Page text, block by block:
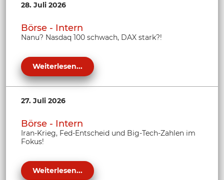
28. Juli 2026
Börse - Intern
Nanu? Nasdaq 100 schwach, DAX stark?!
Weiterlesen...
27. Juli 2026
Börse - Intern
Iran-Krieg, Fed-Entscheid und Big-Tech-Zahlen im
Fokus!
Weiterlesen...